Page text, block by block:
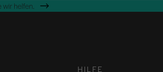
helfen.
HILFE